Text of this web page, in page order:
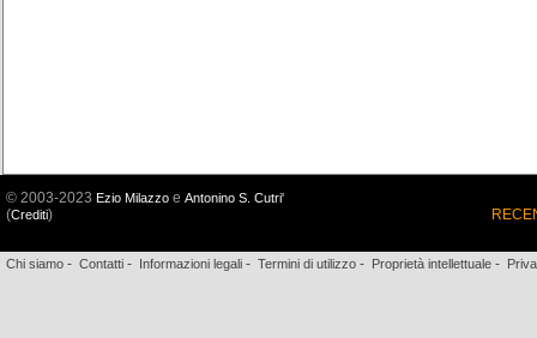
© 2003-2023 Ezio Milazzo e Antonino S. Cutri'
(Crediti)
Chi siamo - Contatti - Informazioni legali - Termini di utilizzo - Proprietà intellettuale -